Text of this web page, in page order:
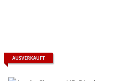
AUSVERKAUFT